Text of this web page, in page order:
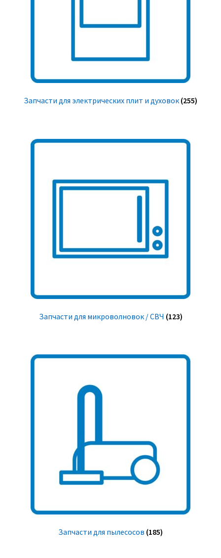
Запчасти для электрических плит и духовок (255)
Запчасти для микроволновок / СВЧ (123)
Запчасти для пылесосов (185)